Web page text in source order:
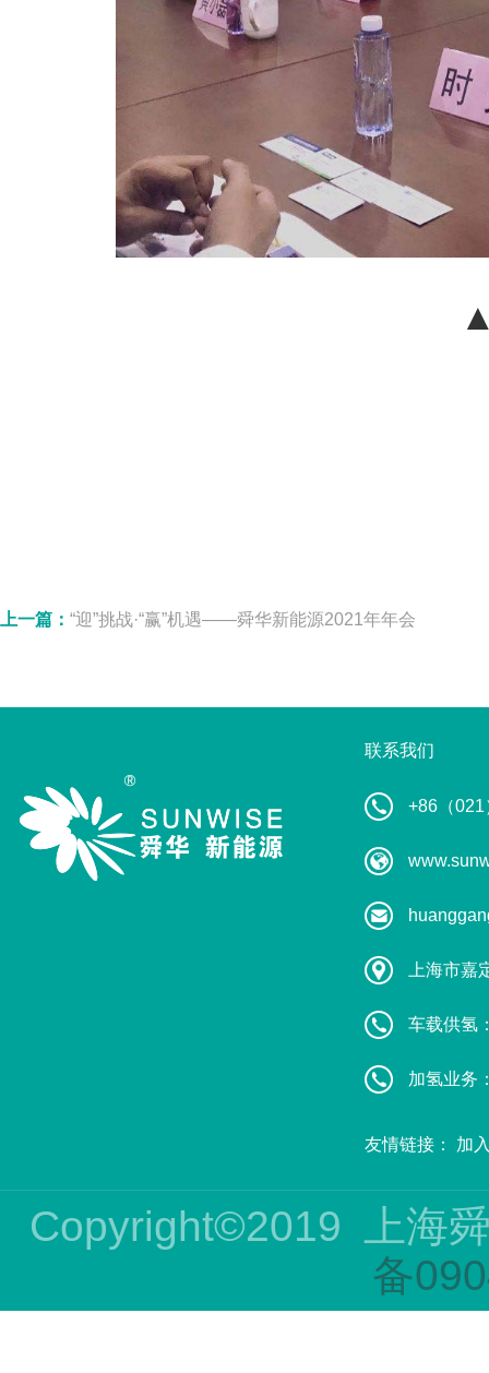
上一篇： “迎”挑战·“赢”机遇——舜华新能源2021年年会
联系我们
+86（
上海市嘉
车载供氢
加氢业务
友情链接： 加
Copyright©2019
上海
备